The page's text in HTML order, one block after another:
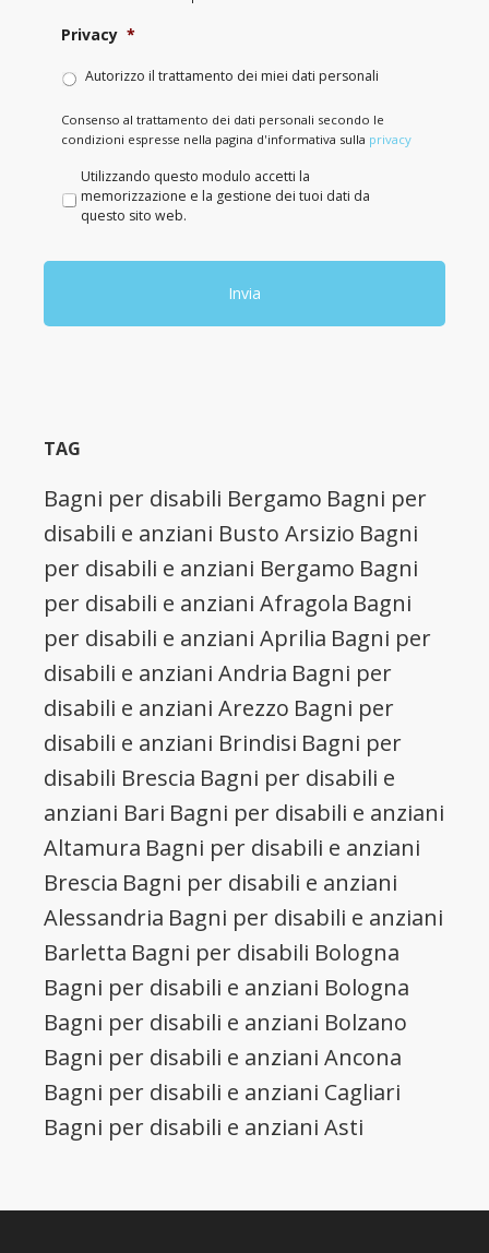
Privacy *
Autorizzo il trattamento dei miei dati personali
Consenso al trattamento dei dati personali secondo le
condizioni espresse nella pagina d'informativa sulla privacy
r
Utilizzando questo modulo accetti la
memorizzazione e la gestione dei tuoi dati da
questo sito web.
TAG
Bagni per disabili Bergamo Bagni per
disabili e anziani Busto Arsizio Bagni
per disabili e anziani Bergamo Bagni
per disabili e anziani Afragola Bagni
per disabili e anziani Aprilia Bagni per
disabili e anziani Andria Bagni per
disabili e anziani Arezzo Bagni per
disabili e anziani Brindisi Bagni per
disabili Brescia Bagni per disabili e
anziani Bari Bagni per disabili e anziani
Altamura Bagni per disabili e anziani
Brescia Bagni per disabili e anziani
Alessandria Bagni per disabili e anziani
Barletta Bagni per disabili Bologna
Bagni per disabili e anziani Bologna
Bagni per disabili e anziani Bolzano
Bagni per disabili e anziani Ancona
Bagni per disabili e anziani Cagliari
Bagni per disabili e anziani Asti